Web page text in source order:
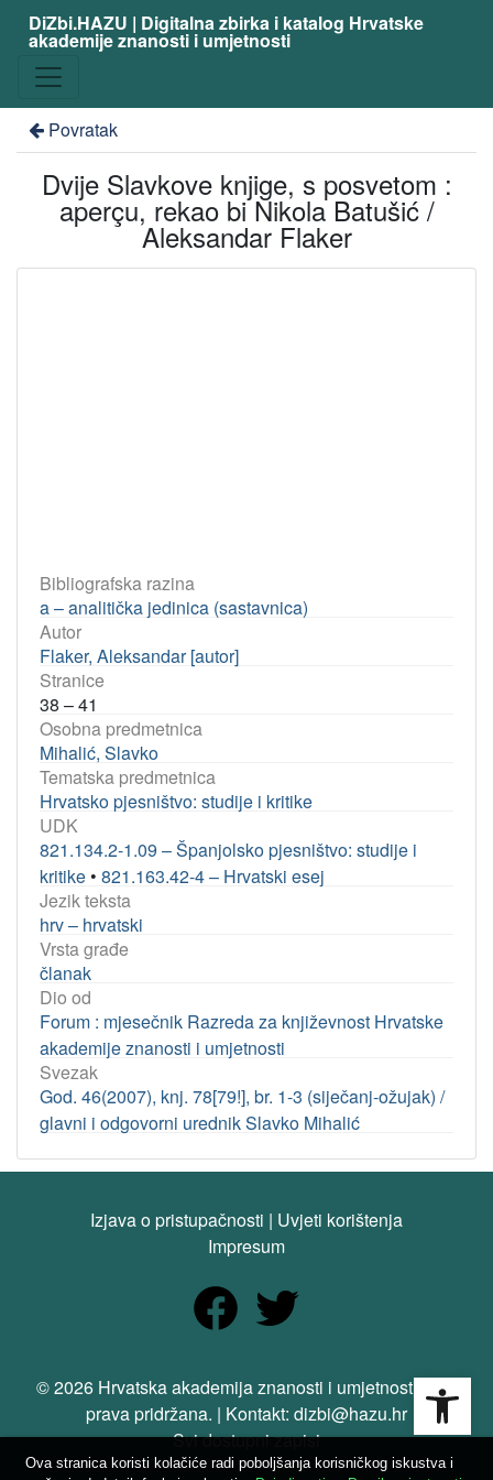
DiZbi.HAZU | Digitalna zbirka i katalog Hrvatske
akademije znanosti i umjetnosti
Povratak
Dvije Slavkove knjige, s posvetom :
aperçu, rekao bi Nikola Batušić /
Aleksandar Flaker
Bibliografska razina
a – analitička jedinica (sastavnica)
Autor
Flaker, Aleksandar [autor]
Stranice
38 – 41
Osobna predmetnica
Mihalić, Slavko
Tematska predmetnica
Hrvatsko pjesništvo: studije i kritike
UDK
821.134.2-1.09 – Španjolsko pjesništvo: studije i
kritike • 821.163.42-4 – Hrvatski esej
Jezik teksta
hrv – hrvatski
Vrsta građe
članak
Dio od
Forum : mjesečnik Razreda za književnost Hrvatske
akademije znanosti i umjetnosti
Svezak
God. 46(2007), knj. 78[79!], br. 1-3 (siječanj-ožujak) /
glavni i odgovorni urednik Slavko Mihalić
Izjava o pristupačnosti | Uvjeti korištenja
Impresum
© 2026 Hrvatska akademija znanosti i umjetnosti. Sva
prava pridržana. | Kontakt: dizbi@hazu.hr
Svi dostupni zapisi
Ova stranica koristi kolačiće radi poboljšanja korisničkog iskustva i